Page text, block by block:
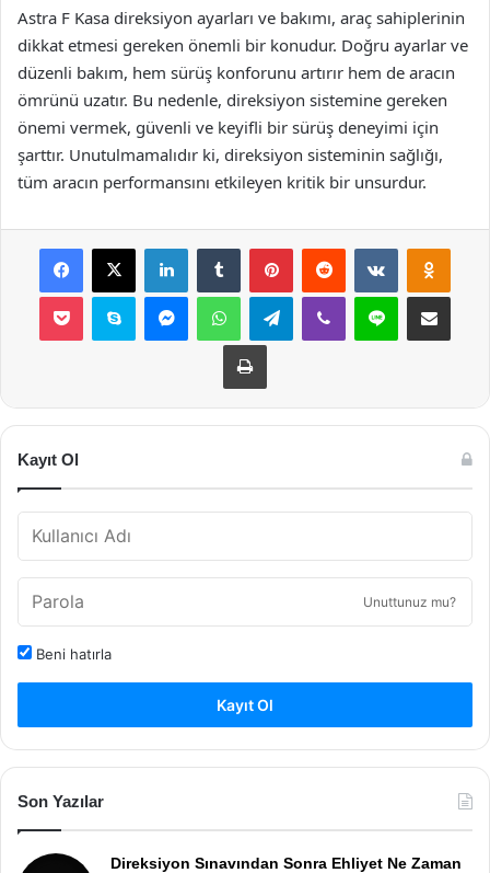
Astra F Kasa direksiyon ayarları ve bakımı, araç sahiplerinin
dikkat etmesi gereken önemli bir konudur. Doğru ayarlar ve
düzenli bakım, hem sürüş konforunu artırır hem de aracın
ömrünü uzatır. Bu nedenle, direksiyon sistemine gereken
önemi vermek, güvenli ve keyifli bir sürüş deneyimi için
şarttır. Unutulmamalıdır ki, direksiyon sisteminin sağlığı,
tüm aracın performansını etkileyen kritik bir unsurdur.
Facebook
X LinkedInTumblr PinterestReddit VKontakte
Pocket Skype MessengerWhatsAppTelegramViber Line E-Posta ile
Yazdır
Kayıt Ol
Unuttunuz mu?
Beni hatırla
Kayıt Ol
Son Yazılar
Direksiyon Sınavından Sonra Ehliyet Ne Zaman